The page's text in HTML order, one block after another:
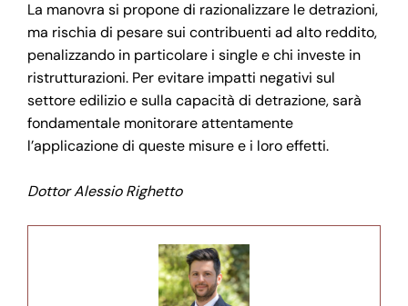
La manovra si propone di razionalizzare le detrazioni,
ma rischia di pesare sui contribuenti ad alto reddito,
penalizzando in particolare i single e chi investe in
ristrutturazioni. Per evitare impatti negativi sul
settore edilizio e sulla capacità di detrazione, sarà
fondamentale monitorare attentamente
l’applicazione di queste misure e i loro effetti.
Dottor Alessio Righetto